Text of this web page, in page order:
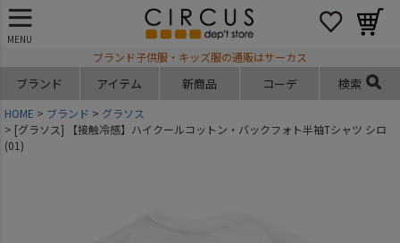
MENU
ブランド子供服・キッズ服の通販はサーカス
ブランド アイテム 新商品 コーデ 検索
HOME ブランド
グラソス
[グラソス] 【接触冷感】ハイクールコットン・バックフォト半袖Tシャツ シロ
(01)